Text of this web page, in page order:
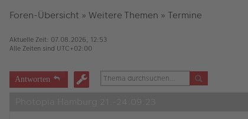
Foren-Übersicht » Weitere Themen » Termine
Aktuelle Zeit: 07.08.2026, 12:53
Alle Zeiten sind UTC+02:00
Antworten